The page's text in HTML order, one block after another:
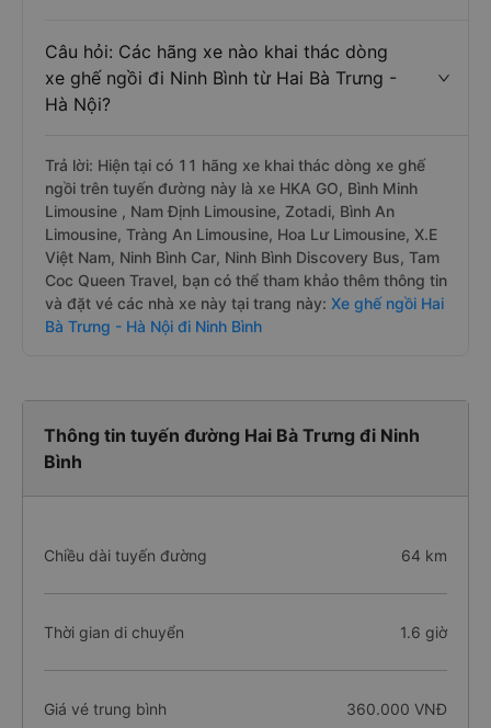
Câu hỏi: Các hãng xe nào khai thác dòng
xe ghế ngồi đi Ninh Bình từ Hai Bà Trưng -
Hà Nội?
Trả lời: Hiện tại có 11 hãng xe khai thác dòng xe ghế
ngồi trên tuyến đường này là xe HKA GO, Bình Minh
Limousine , Nam Định Limousine, Zotadi, Bình An
Limousine, Tràng An Limousine, Hoa Lư Limousine, X.E
Việt Nam, Ninh Bình Car, Ninh Bình Discovery Bus, Tam
Coc Queen Travel, bạn có thể tham khảo thêm thông tin
và đặt vé các nhà xe này tại trang này: Xe ghế ngồi Hai
Bà Trưng - Hà Nội đi Ninh Bình
Thông tin tuyến đường Hai Bà Trưng đi Ninh
Bình
Chiều dài tuyến đường 64 km
Thời gian di chuyển 1.6 giờ
Giá vé trung bình 360.000 VNĐ